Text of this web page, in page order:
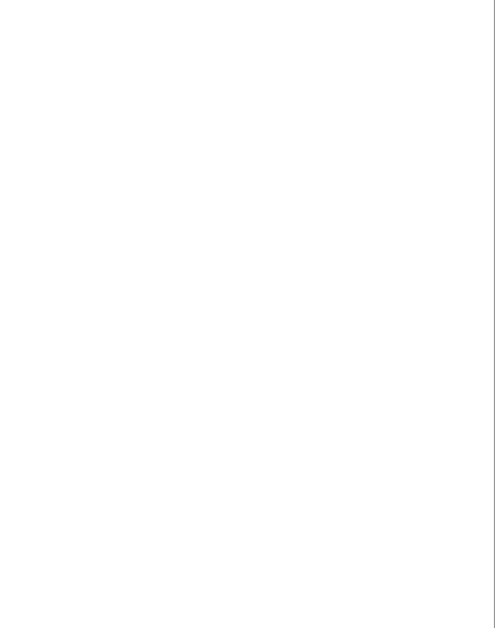
e de aprendizagem
- Viana do Castelo
- São Leopoldo